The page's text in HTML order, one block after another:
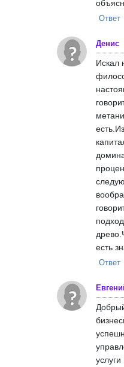
Ответ
Денис
Искал
есть
Ответ